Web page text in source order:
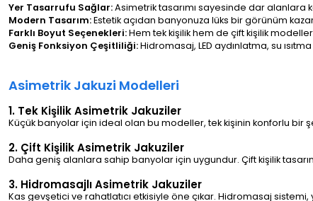
Yer Tasarrufu Sağlar:Asimetrik tasarımı sayesinde dar alanlara
Modern Tasarım:Estetik açıdan banyonuza lüks bir görünüm
Farklı Boyut Seçenekleri:Hem tek kişilik hem de çift kişilik
Geniş Fonksiyon Çeşitliliği:Hidromasaj, LED aydınlatma, su
Asimetrik Jakuzi Modelleri
1. Tek Kişilik Asimetrik Jakuziler
Küçük banyolar için ideal olan bu modeller, tek kişinin konforlu bir
2. Çift Kişilik Asimetrik Jakuziler
Daha geniş alanlara sahip banyolar için uygundur. Çift kişilik
3. Hidromasajlı Asimetrik Jakuziler
Kas gevşetici ve rahatlatıcı etkisiyle öne çıkar. Hidromasaj